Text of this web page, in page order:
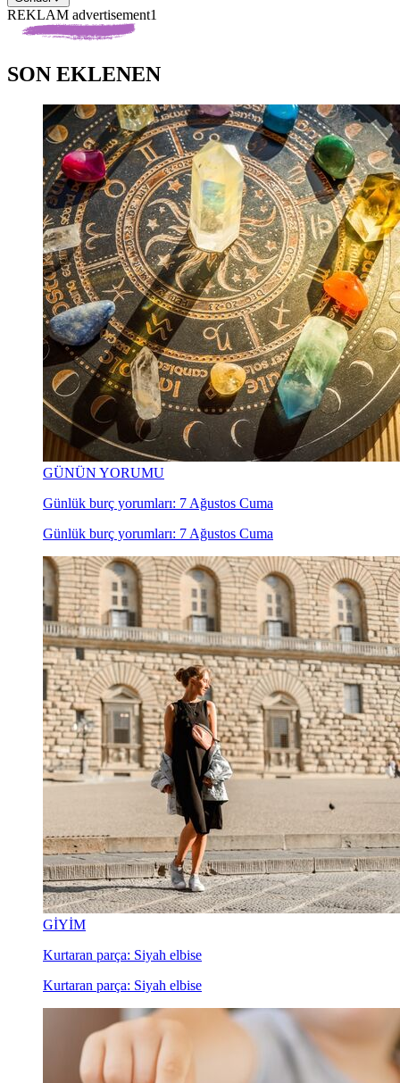
REKLAM advertisement1
SON EKLENEN
GÜNÜN YORUMU
Günlük burç yorumları: 7 Ağustos Cuma
Günlük burç yorumları: 7 Ağustos Cuma
GİYİM
Kurtaran parça: Siyah elbise
Kurtaran parça: Siyah elbise